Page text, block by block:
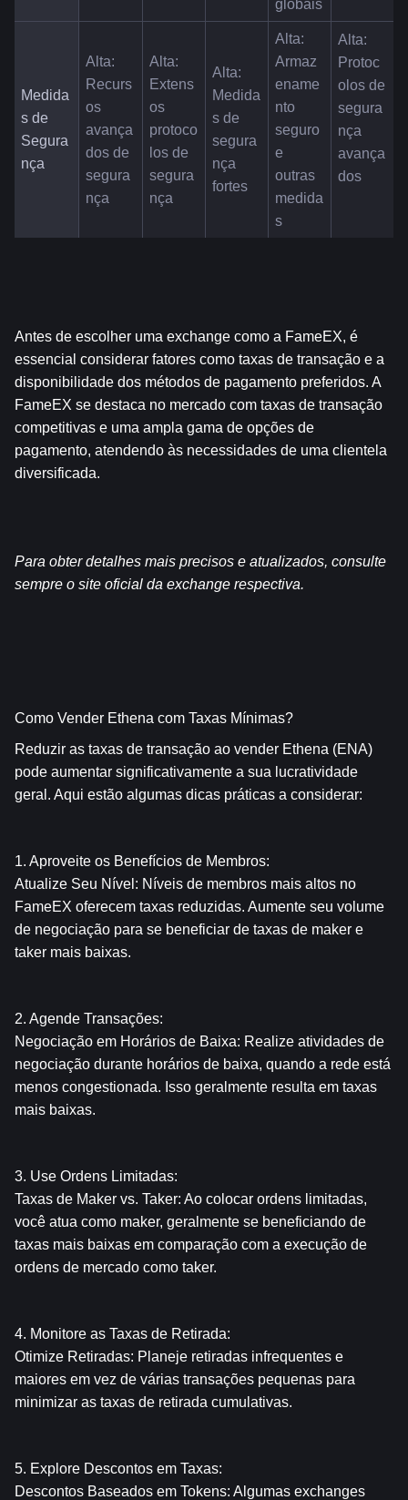
globais
Medida
s de
Segura
nça
Alta:
Recurs
os
avança
dos de
segura
nça
Alta:
Extens
os
protoco
los de
segura
nça
Alta:
Medida
s de
segura
nça
fortes
Alta:
Armaz
ename
nto
seguro
e
outras
medida
s
Alta:
Protoc
olos de
segura
nça
avança
dos
Antes de escolher uma exchange como a FameEX, é
essencial considerar fatores como taxas de transação e a
disponibilidade dos métodos de pagamento preferidos. A
FameEX se destaca no mercado com taxas de transação
competitivas e uma ampla gama de opções de
pagamento, atendendo às necessidades de uma clientela
diversificada.
Para obter detalhes mais precisos e atualizados, consulte
sempre o site oficial da exchange respectiva.
Como Vender Ethena com Taxas Mínimas?
Reduzir as taxas de transação ao vender Ethena (ENA)
pode aumentar significativamente a sua lucratividade
geral. Aqui estão algumas dicas práticas a considerar:
1. Aproveite os Benefícios de Membros:
Atualize Seu Nível: Níveis de membros mais altos no
FameEX oferecem taxas reduzidas. Aumente seu volume
de negociação para se beneficiar de taxas de maker e
taker mais baixas.
2. Agende Transações:
Negociação em Horários de Baixa: Realize atividades de
negociação durante horários de baixa, quando a rede está
menos congestionada. Isso geralmente resulta em taxas
mais baixas.
3. Use Ordens Limitadas:
Taxas de Maker vs. Taker: Ao colocar ordens limitadas,
você atua como maker, geralmente se beneficiando de
taxas mais baixas em comparação com a execução de
ordens de mercado como taker.
4. Monitore as Taxas de Retirada:
Otimize Retiradas: Planeje retiradas infrequentes e
maiores em vez de várias transações pequenas para
minimizar as taxas de retirada cumulativas.
5. Explore Descontos em Taxas:
Descontos Baseados em Tokens: Algumas exchanges